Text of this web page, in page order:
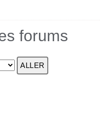
forums